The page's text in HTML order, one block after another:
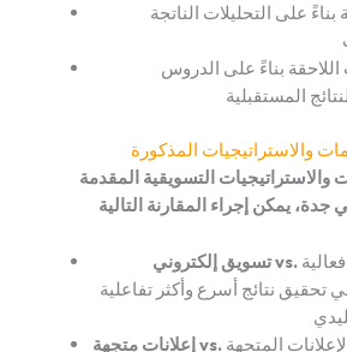
على التحليلات الناتجة
بناءً على الدروس
المستقبلية
والاستراتيجيات المذكورة
التسويقية المقدمة
يمكن إجراء المقارنة التالية
تحقيق نتائج أسرع وأكثر تفاعلية
المتجهة